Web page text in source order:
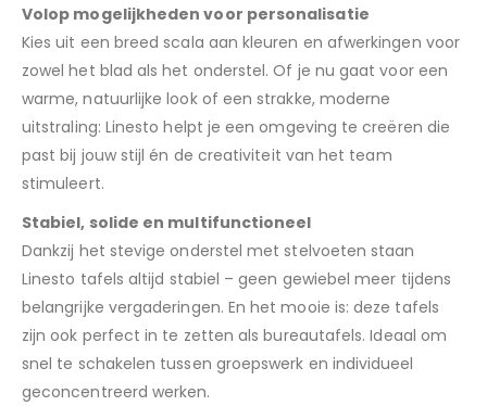
Volop mogelijkheden voor personalisatie
Kies uit een breed scala aan kleuren en afwerkingen voor
zowel het blad als het onderstel. Of je nu gaat voor een
warme, natuurlijke look of een strakke, moderne
uitstraling: Linesto helpt je een omgeving te creëren die
past bij jouw stijl én de creativiteit van het team
stimuleert.
Stabiel, solide en multifunctioneel
Dankzij het stevige onderstel met stelvoeten staan
Linesto tafels altijd stabiel – geen gewiebel meer tijdens
belangrijke vergaderingen. En het mooie is: deze tafels
zijn ook perfect in te zetten als bureautafels. Ideaal om
snel te schakelen tussen groepswerk en individueel
geconcentreerd werken.